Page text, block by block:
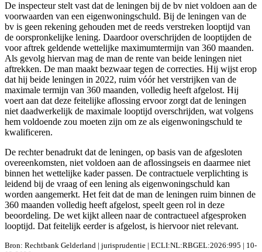
De inspecteur stelt vast dat de leningen bij de bv niet voldoen aan de
voorwaarden van een eigenwoningschuld. Bij de leningen van de
bv is geen rekening gehouden met de reeds verstreken looptijd van
de oorspronkelijke lening. Daardoor overschrijden de looptijden de
voor aftrek geldende wettelijke maximumtermijn van 360 maanden.
Als gevolg hiervan mag de man de rente van beide leningen niet
aftrekken. De man maakt bezwaar tegen de correcties. Hij wijst erop
dat hij beide leningen in 2022, ruim vóór het verstrijken van de
maximale termijn van 360 maanden, volledig heeft afgelost. Hij
voert aan dat deze feitelijke aflossing ervoor zorgt dat de leningen
niet daadwerkelijk de maximale looptijd overschrijden, wat volgens
hem voldoende zou moeten zijn om ze als eigenwoningschuld te
kwalificeren.
De rechter benadrukt dat de leningen, op basis van de afgesloten
overeenkomsten, niet voldoen aan de aflossingseis en daarmee niet
binnen het wettelijke kader passen. De contractuele verplichting is
leidend bij de vraag of een lening als eigenwoningschuld kan
worden aangemerkt. Het feit dat de man de leningen ruim binnen de
360 maanden volledig heeft afgelost, speelt geen rol in deze
beoordeling. De wet kijkt alleen naar de contractueel afgesproken
looptijd. Dat feitelijk eerder is afgelost, is hiervoor niet relevant.
Bron: Rechtbank Gelderland | jurisprudentie | ECLI:NL:RBGEL:2026:995 | 10-